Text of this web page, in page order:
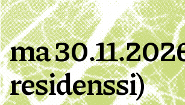
ma
residenssi)